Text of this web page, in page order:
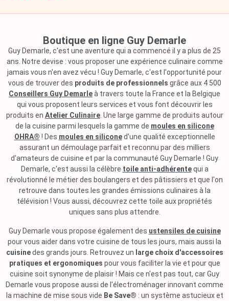
Boutique en ligne Guy Demarle
Guy Demarle, c'est une aventure qui a commencé il y a plus de 25
ans. Notre devise : vous proposer une expérience culinaire comme
jamais vous n'en avez vécu ! Guy Demarle, c'est l'opportunité pour
vous de trouver des produits de professionnels grâce aux 4 500
Conseillers Guy Demarleà travers toute la France et la Belgique
qui vous proposent leurs services et vous font découvrir les
produits en Atelier Culinaire. Une large gamme de produits autour
de la cuisine parmi lesquels la gamme de moules en silicone
OHRA® ! Des moules en siliconed'une qualité exceptionnelle
assurant un démoulage parfait et reconnu par des milliers
d'amateurs de cuisine et par la communauté Guy Demarle ! Guy
Demarle, c'est aussi la célèbre toile anti-adhérentequi a
révolutionné le métier des boulangers et des pâtissiers et que l'on
retrouve dans toutes les grandes émissions culinaires à la
télévision ! Vous aussi, découvrez cette toile aux propriétés
uniques sans plus attendre.
Guy Demarle vous propose également des ustensiles de cuisine
pour vous aider dans votre cuisine de tous les jours, mais aussi la
cuisinedes grands jours. Retrouvez un large choix d'accessoires
pratiques et ergonomiques pour vous faciliter la vie et pour que
cuisine soit synonyme de plaisir ! Mais ce n'est pas tout, car Guy
Demarle vous propose aussi de l'électroménager innovant comme
la machine de mise sous vide Be Save® : un système astucieux et